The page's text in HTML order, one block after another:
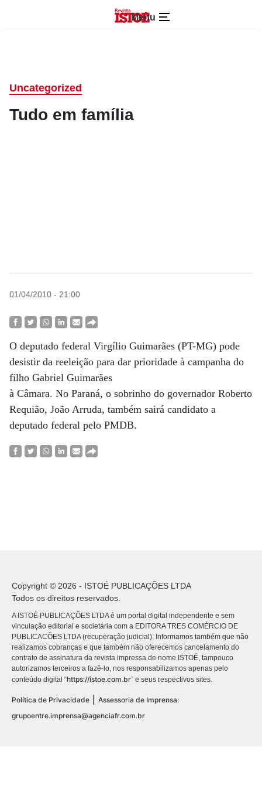
Menu
Uncategorized
Tudo em família
01/04/2010 - 21:00
O deputado federal Virgílio Guimarães (PT-MG) pode
desistir da reeleição para dar prioridade à campanha do
filho Gabriel Guimarães
à Câmara. No Paraná, o sobrinho do governador Roberto
Requião, João Arruda, também sairá candidato a
deputado federal pelo PMDB.
Copyright © 2026 - ISTOÉ PUBLICAÇÕES LTDA
Todos os direitos reservados.
A ISTOÉ PUBLICAÇÕES LTDA é um portal digital independente e sem
vinculação editorial e societária com a EDITORA TRES COMÉRCIO DE
PUBLICACÕES LTDA (recuperação judicial). Informamos também que não
realizamos cobranças e que também não oferecemos cancelamento do
contrato de assinatura da revista impressa de nome ISTOÉ, tampouco
autorizamos terceiros a fazê-lo, nos responsabilizamos apenas pelo
conteúdo digital “https://istoe.com.br” e seus respectivos sites.
Política de Privacidade
Assessoria de Imprensa:
grupoentre.imprensa@agenciafr.com.br